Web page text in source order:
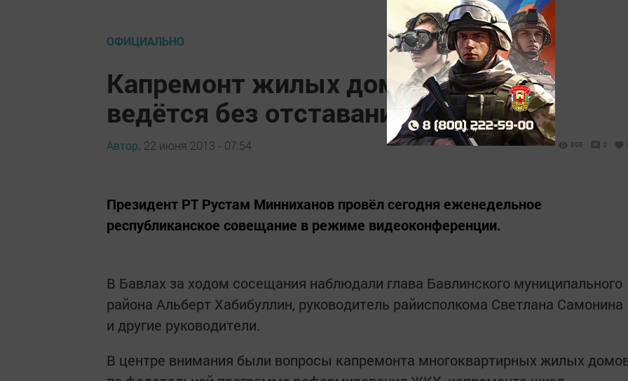
ОФИЦИАЛЬНО
Капремонт жилых домов в Бавлах
ведётся без отставания
Автор, 22 июня 2013 - 07:54 898 0
Президент РТ Рустам Минниханов провёл сегодня еженедельное
республиканское совещание в режиме видеоконференции.
В Бавлах за ходом сосещания наблюдали глава Бавлинского муниципального
района Альберт Хабибуллин, руководитель райисполкома Светлана Самонина
и другие руководители.
В центре внимания были вопросы капремонта многоквартирных жилых